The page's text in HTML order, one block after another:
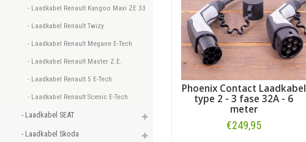
- Laadkabel Renault Kangoo Maxi ZE 33
- Laadkabel Renault Twizy
- Laadkabel Renault Megane E-Tech
- Laadkabel Renault Master Z.E.
- Laadkabel Renault 5 E-Tech
- Laadkabel Renault Scenic E-Tech
- Laadkabel SEAT
- Laadkabel Skoda
Phoenix Contact Laadkabel
type 2 - 3 fase 32A - 6
meter
€249,95